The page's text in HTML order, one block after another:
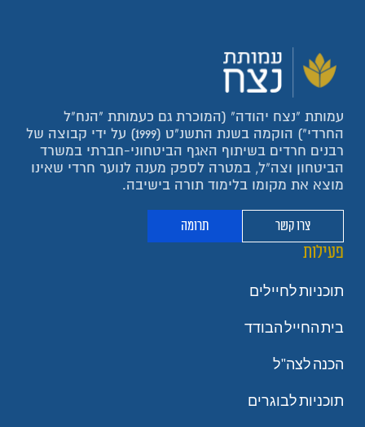
עמותת "נצח יהודה" (המוכרת גם כעמותת "הנח"ל
החרדי") הוקמה בשנת התשנ"ט (1999) על ידי קבוצה של
רבנים חרדים בשיתוף האגף הביטחוני-חברתי במשרד
הביטחון וצה"ל, במטרה לספק מענה לנוער חרדי שאינו
מוצא את מקומו בלימוד תורה בישיבה.
צרו קשר תרומה
פעילות
תוכניות לחיילים
בית החייל הבודד
הכנה לצה"ל
תוכניות לבוגרים